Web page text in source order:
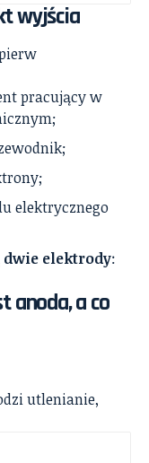
wyjścia
pracujący w
elektrycznego
dwie elektrody:
anoda, a co
utlenianie,